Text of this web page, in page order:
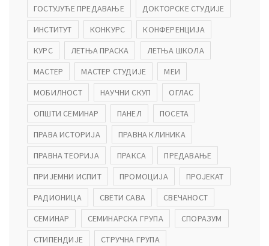
ГОСТУЈУЋЕ ПРЕДАВАЊЕ
ДОКТОРСКЕ СТУДИЈЕ
ИНСТИТУТ
КОНКУРС
КОНФЕРЕНЦИЈА
КУРС
ЛЕТЊА ПРАСКА
ЛЕТЊА ШКОЛА
МАСТЕР
МАСТЕР СТУДИЈЕ
МЕИ
МОБИЛНОСТ
НАУЧНИ СКУП
ОГЛАС
ОПШТИ СЕМИНАР
ПАНЕЛ
ПОСЕТА
ПРАВА ИСТОРИЈА
ПРАВНА КЛИНИКА
ПРАВНА ТЕОРИЈА
ПРАКСА
ПРЕДАВАЊЕ
ПРИЈЕМНИ ИСПИТ
ПРОМОЦИЈА
ПРОЈЕКАТ
РАДИОНИЦА
СВЕТИ САВА
СВЕЧАНОСТ
СЕМИНАР
СЕМИНАРСКА ГРУПА
СПОРАЗУМ
СТИПЕНДИЈЕ
СТРУЧНА ГРУПА